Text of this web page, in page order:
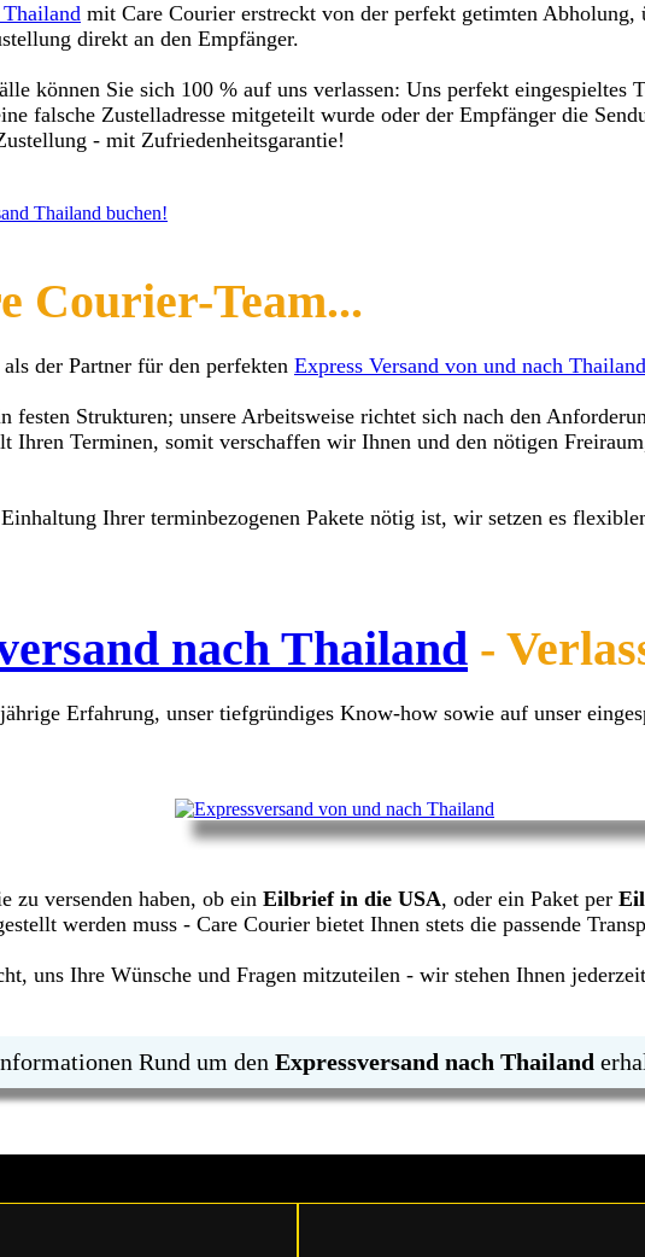
mit Care Courier erstreckt von der perfekt getimten Abholung,
direkt an den Empfänger.
können Sie sich 100 % auf uns verlassen: Uns perfekt
falsche Zustelladresse mitgeteilt wurde oder der Empfänger die
- mit Zufriedenheitsgarantie!
Thailand buchen!
Courier-Team...
der Partner für den perfekten Express Versand von und nach Thailand
festen Strukturen; unsere Arbeitsweise richtet sich nach den
Ihren Terminen, somit verschaffen wir Ihnen und den nötigen
Ihrer terminbezogenen Pakete nötig ist, wir setzen es
nach Thailand -
Erfahrung, unser tiefgründiges Know-how sowie auf unser
zu versenden haben, ob ein Eilbrief in die USA, oder ein Paket per
werden muss - Care Courier bietet Ihnen stets die passende
uns Ihre Wünsche und Fragen mitzuteilen - wir stehen Ihnen
Rund um denExpressversand nach Thailand